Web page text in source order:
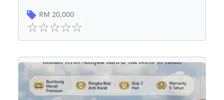
RM 20,000